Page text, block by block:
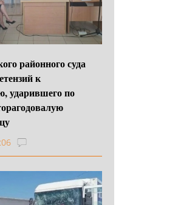
районного суда
к
ударившего по